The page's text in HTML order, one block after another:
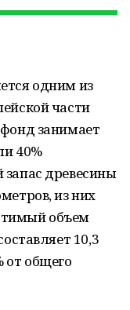
одним из
части
занимает
40%
древесины
из них
объем
10,3
от общего